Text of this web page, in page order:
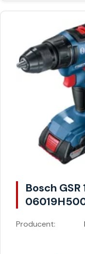
Bosch
Producent: